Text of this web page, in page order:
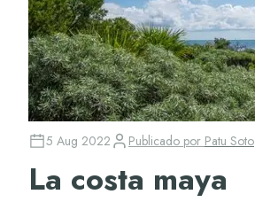
5 Aug 2022 Publicado por Patu Soto
La costa maya